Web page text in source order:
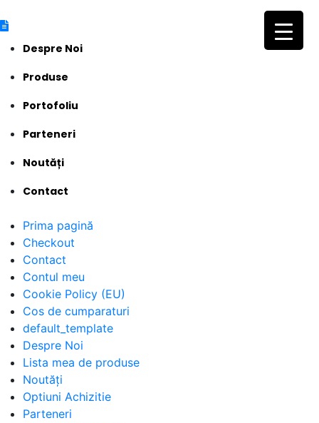
Despre Noi
Produse
Portofoliu
Parteneri
Noutăți
Contact
Prima pagină
Checkout
Contact
Contul meu
Cookie Policy (EU)
Cos de cumparaturi
default_template
Despre Noi
Lista mea de produse
Noutăți
Optiuni Achizitie
Parteneri